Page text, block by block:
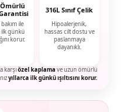
ile
ilk günkü
korur.
316L Sınıf Çelik
Hipoalerjenik,
hassas cilt dostu ve
paslanmaya
dayanıklı.
karşıözel kaplama ve uzun ömürlü
yıllarca ilk günkü ışıltısını korur.